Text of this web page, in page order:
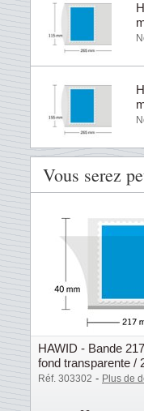
Vous serez
HAWID - Bande
fond transparente /
Réf. 303302 - Plus de